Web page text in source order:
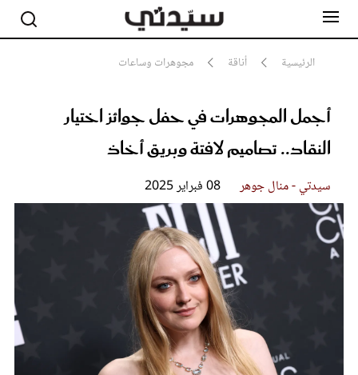
الرئيسية أناقة مجوهرات وساعات
أجمل المجوهرات في حفل جوائز اختيار
النقاد.. تصاميم لافتة وبريق أخاذ
سيدتي - منال جوهر 08 فبراير 2025
مشاهير
أناقة
جمال
سيدتي وطفلك
لايف ستايل
بلس+
فيديو
عروس سيدتي